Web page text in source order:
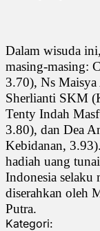
Dalam wisuda
masing-masing:
3.70), Ns
Sherlianti SKM
Tenty Indah
3.80), dan Dea
Kebidanan,
hadiah uang
Indonesia selaku
diserahkan oleh
Putra.
Kategori: